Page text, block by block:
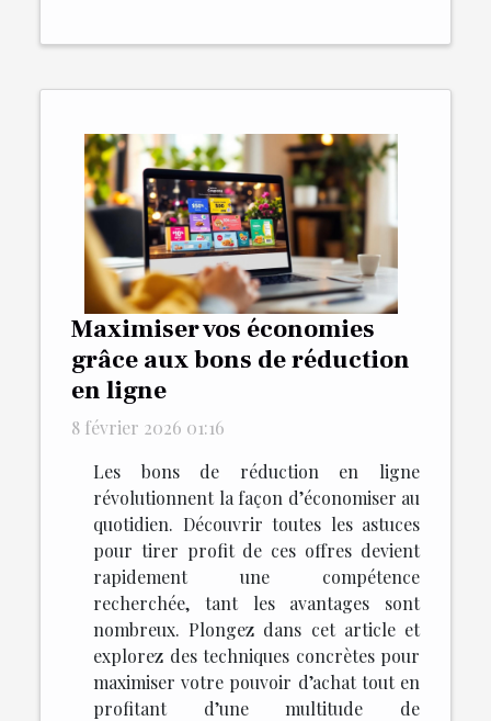
Maximiser vos économies
grâce aux bons de réduction
en ligne
8 février 2026 01:16
Les bons de réduction en ligne
révolutionnent la façon d’économiser au
quotidien. Découvrir toutes les astuces
pour tirer profit de ces offres devient
rapidement une compétence
recherchée, tant les avantages sont
nombreux. Plongez dans cet article et
explorez des techniques concrètes pour
maximiser votre pouvoir d’achat tout en
profitant d’une multitude de